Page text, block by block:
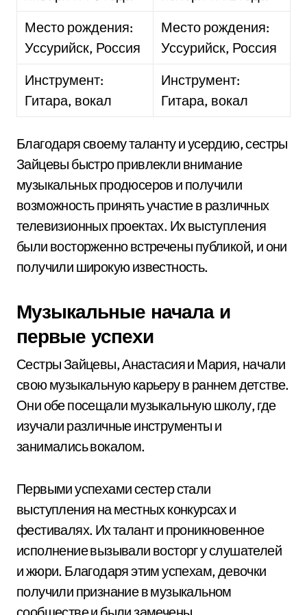
Место рождения:
Уссурийск, Россия
Место рождения:
Уссурийск, Россия
Инструмент:
Гитара, вокал
Инструмент:
Гитара, вокал
Благодаря своему таланту и усердию, сестры
Зайцевы быстро привлекли внимание
музыкальных продюсеров и получили
возможность принять участие в различных
телевизионных проектах. Их выступления
были восторженно встречены публикой, и они
получили широкую известность.
Музыкальные начала и
первые успехи
Сестры Зайцевы, Анастасия и Мария, начали
свою музыкальную карьеру в раннем детстве.
Они обе посещали музыкальную школу, где
изучали различные инструменты и
занимались вокалом.
Первыми успехами сестер стали
выступления на местных конкурсах и
фестивалях. Их талант и проникновенное
исполнение вызывали восторг у слушателей
и жюри. Благодаря этим успехам, девочки
получили признание в музыкальном